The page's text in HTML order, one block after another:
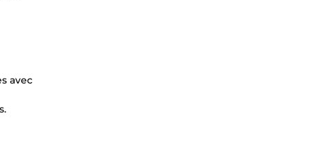
avec